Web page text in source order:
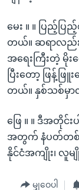
မေး ။ ။ ပြည့်ပြ
တယ်။ ဆရာလည်
အရေးကြီးတဲ့
ပြီးတော့ ဖြန့်ဖြူ
တယ်။ နှစ်သစ်မှာလ
ဖြေ ။ ။ ဒီအတိုင်
အတွက် နံပတ်တစ်
နိုင်ငံအကျိုး၊ လူမ
မျှဝေပါ